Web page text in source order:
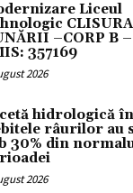
Liceul
CLISURA
–CORP B
357169
2026
hidrologică
râurilor au
30% din
2026